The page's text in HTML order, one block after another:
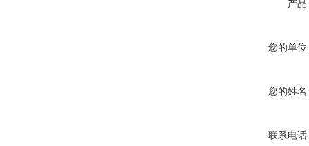
产品
您的单位
您的姓名
联系电话